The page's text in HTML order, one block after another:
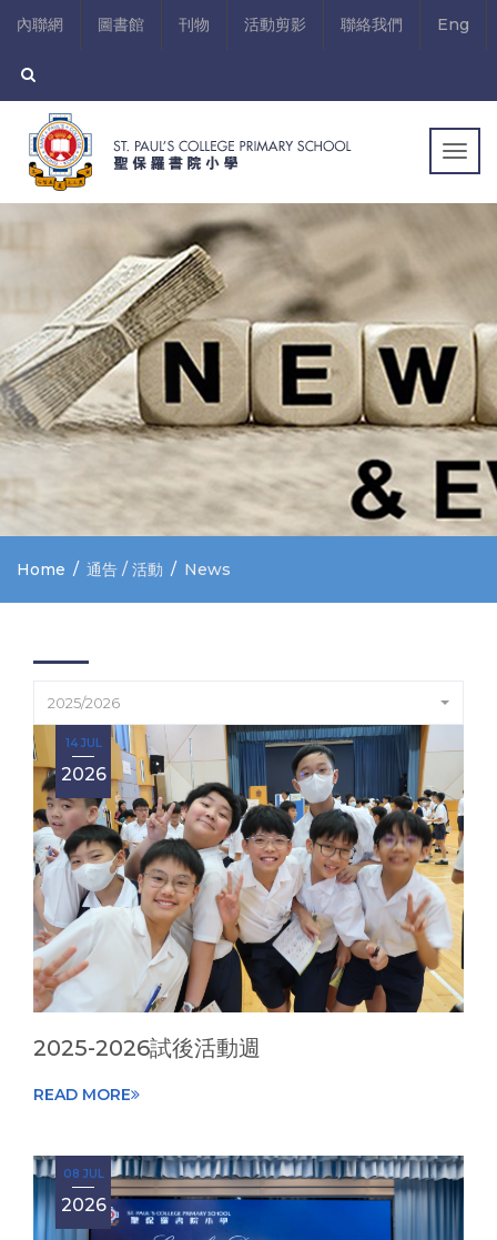
內聯網 圖書館 刊物 活動剪影 聯絡我們 Eng
Home 通告 / 活動 News
2025/2026
2025-2026試後活動週
14 JUL
2026
READ MORE
08 JUL
2026